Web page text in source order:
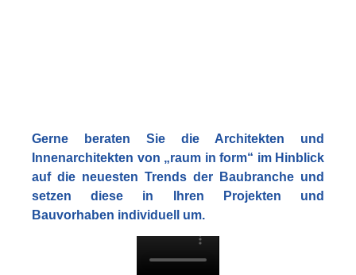
Gerne beraten Sie die Architekten und
Innenarchitekten von „raum in form“ im Hinblick
auf die neuesten Trends der Baubranche und
setzen diese in Ihren Projekten und
Bauvorhaben individuell um.